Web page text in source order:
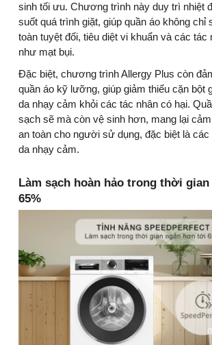
sinh tối ưu. Chương trình này duy trì nhiệt
suốt quá trình giặt, giúp quần áo không chỉ
toàn tuyệt đối, tiêu diệt vi khuẩn và các tác
như mạt bụi.
Đặc biệt, chương trình Allergy Plus còn
quần áo kỹ lưỡng, giúp giảm thiểu cặn bột
da nhạy cảm khỏi các tác nhân có hại.
sạch sẽ mà còn vệ sinh hơn, mang lại
an toàn cho người sử dụng, đặc biệt là các
da nhạy cảm.
Làm sạch hoàn hảo trong thời
65%